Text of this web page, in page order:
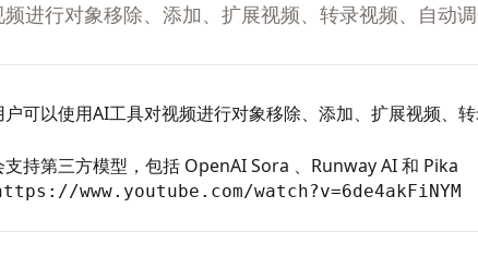
进行对象移除、添加、扩展视频、转录视频、自动
可以使用AI工具对视频进行对象移除、添加、扩展视频、
支持第三方模型，包括 OpenAI Sora 、Runway AI 和 Pika
www.youtube.com/watch?v=6de4akFiNYM